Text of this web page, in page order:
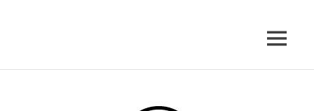
MENÜ